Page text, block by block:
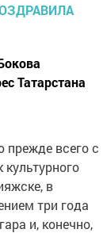
Татарстана
прежде всего с
в
три года
и, конечно,